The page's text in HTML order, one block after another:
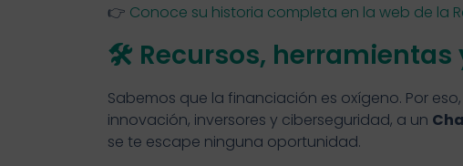
👉 Conoce su historia completa en la web de la
🛠️ Recursos,
Sabemos que la financiación es oxígeno. Por
innovación, inversores y ciberseguridad, a un
se te escape ninguna oportunidad.